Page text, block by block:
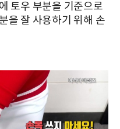
토우 부분을 기준으로
을 잘 사용하기 위해 손